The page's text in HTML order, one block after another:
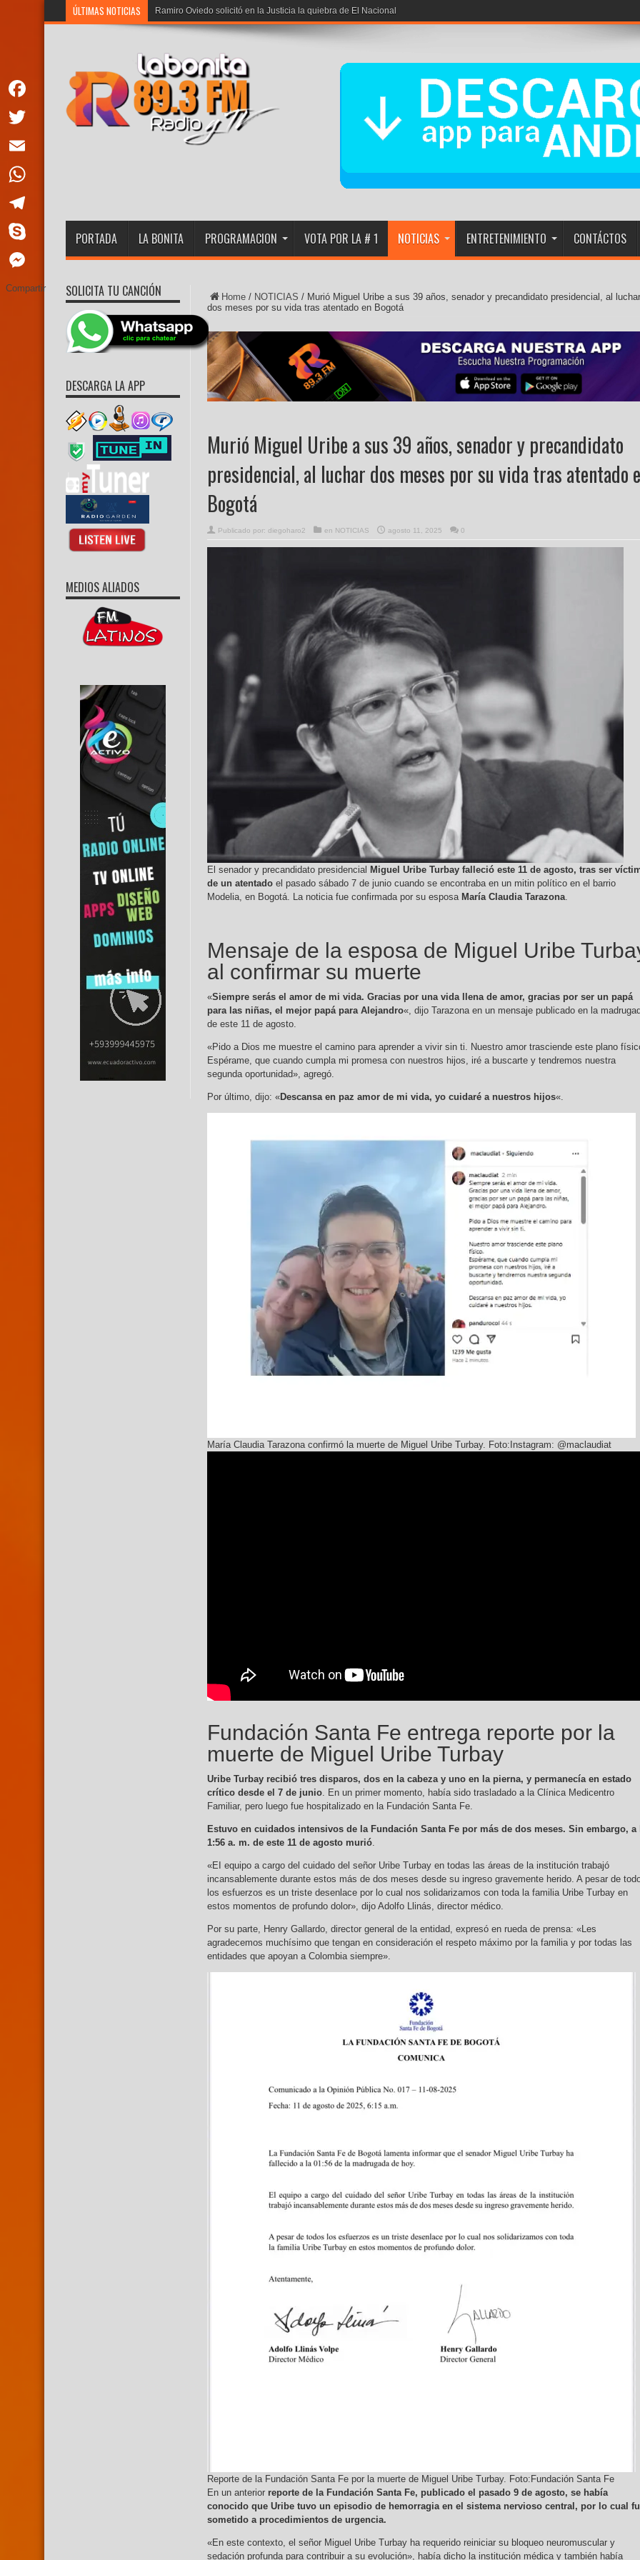
ÚLTIMAS NOTICIAS Ramiro Oviedo solicitó en la Justicia la quiebra de El Nacional
PORTADA LA BONITA PROGRAMACION VOTA POR LA # 1 NOTICIAS ENTRETENIMIENTO CONTÁCTOS
Home / NOTICIAS / Murió Miguel Uribe a sus 39 años, senador y precandidato presidencial, al luchar
dos meses por su vida tras atentado en Bogotá
Murió Miguel Uribe a sus 39 años, senador y precandidato
presidencial, al luchar dos meses por su vida tras atentado
Bogotá
Publicado por: diegoharo2 en NOTICIAS agosto 11, 2025 0
El senador y precandidato presidencial Miguel Uribe Turbay falleció este 11 de agosto, tras ser
de un atentado el pasado sábado 7 de junio cuando se encontraba en un mitin político en el barrio
Modelia, en Bogotá. La noticia fue confirmada por su esposa María Claudia Tarazona.
Mensaje de la esposa de Miguel Uribe
al confirmar su muerte
«Siempre serás el amor de mi vida. Gracias por una vida llena de amor, gracias por ser un papá
para las niñas, el mejor papá para Alejandro«, dijo Tarazona en un mensaje publicado en la
de este 11 de agosto.
«Pido a Dios me muestre el camino para aprender a vivir sin ti. Nuestro amor trasciende este plano
Espérame, que cuando cumpla mi promesa con nuestros hijos, iré a buscarte y tendremos nuestra
segunda oportunidad», agregó.
Por último, dijo: «Descansa en paz amor de mi vida, yo cuidaré a nuestros hijos«.
María Claudia Tarazona confirmó la muerte de Miguel Uribe Turbay. Foto:Instagram: @maclaudiat
Fundación Santa Fe entrega reporte por la
muerte de Miguel Uribe Turbay
Uribe Turbay recibió tres disparos, dos en la cabeza y uno en la pierna, y permanecía en estado
crítico desde el 7 de junio. En un primer momento, había sido trasladado a la Clínica Medicentro
Familiar, pero luego fue hospitalizado en la Fundación Santa Fe.
Estuvo en cuidados intensivos de la Fundación Santa Fe por más de dos meses. Sin embargo, a
1:56 a. m. de este 11 de agosto murió.
«EI equipo a cargo del cuidado del señor Uribe Turbay en todas las áreas de la institución trabajó
incansablemente durante estos más de dos meses desde su ingreso gravemente herido. A pesar de
los esfuerzos es un triste desenlace por lo cual nos solidarizamos con toda la familia Uribe Turbay en
estos momentos de profundo dolor», dijo Adolfo Llinás, director médico.
Por su parte, Henry Gallardo, director general de la entidad, expresó en rueda de prensa: «Les
agradecemos muchísimo que tengan en consideración el respeto máximo por la familia y por todas las
entidades que apoyan a Colombia siempre».
Reporte de la Fundación Santa Fe por la muerte de Miguel Uribe Turbay. Foto:Fundación Santa Fe
En un anterior reporte de la Fundación Santa Fe, publicado el pasado 9 de agosto, se había
conocido que Uribe tuvo un episodio de hemorragia en el sistema nervioso central, por lo cual
sometido a procedimientos de urgencia.
«En este contexto, el señor Miguel Uribe Turbay ha requerido reiniciar su bloqueo neuromuscular y
sedación profunda para contribuir a su evolución», había dicho la institución médica y también había
SOLICITA TU CANCIÓN
DESCARGA LA APP
MEDIOS ALIADOS
Facebook
Twitter
Email
WhatsApp
Telegram
Skype
Messenger
Compartir